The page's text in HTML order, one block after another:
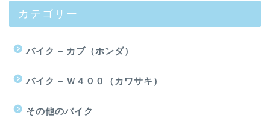
カテゴリー
バイク – カブ（ホンダ）
バイク – Ｗ４００（カワサキ）
その他のバイク